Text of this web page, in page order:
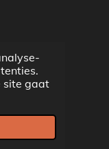
site gaat